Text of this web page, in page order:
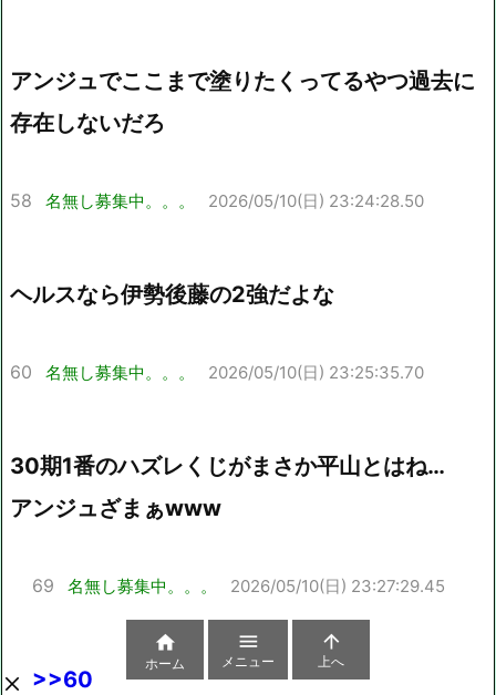
アンジュでここまで塗りたくってるやつ過去に
存在しないだろ
58 名無し募集中。。。 2026/05/10(日) 23:24:28.50
ヘルスなら伊勢後藤の2強だよな
60 名無し募集中。。。 2026/05/10(日) 23:25:35.70
30期1番のハズレくじがまさか平山とはね…
アンジュざまぁwww
69 名無し募集中。。。 2026/05/10(日) 23:27:29.45
>>60

ホーム

メニュー

上へ